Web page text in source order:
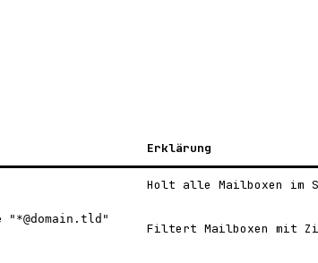
Erklärung
Holt alle Mailboxen im
"*@domain.tld"
Filtert Mailboxen mit